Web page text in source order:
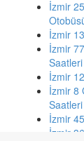
İzmir
İzmir
İzmir
Saatleri
İzmir
İzmir 8
Saatleri
İzmir
İzmir